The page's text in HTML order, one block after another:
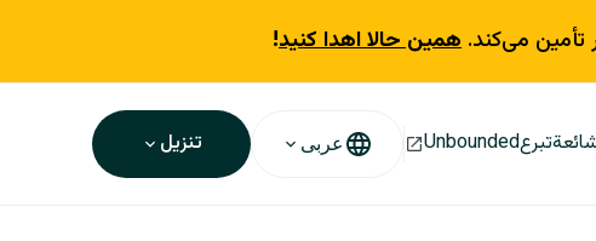
تأمین می‌کند. همین حالا اهدا کنید!
تبرعUnbounded عربى تنزيل